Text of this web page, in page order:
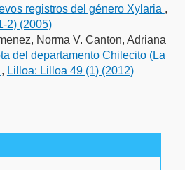
registros del género Xylaria ,
2) (2005)
Norma V. Canton, Adriana
del departamento Chilecito (La
, Lilloa: Lilloa 49 (1) (2012)